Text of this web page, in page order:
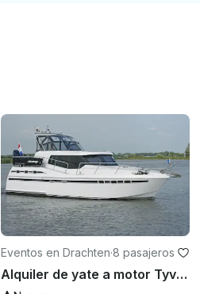
Eventos en Drachten·8 pasajeros
Alquiler de yate a motor Tyvano 1150 de 38' en Drachten - Frisia, Países Bajos